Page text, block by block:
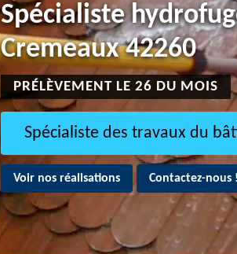
Spécialiste
Cremeaux 42260
PRÉLÈVEMENT LE 26 DU MOIS
Spécialiste des travaux du
Voir nos réalisations Contactez-nous !